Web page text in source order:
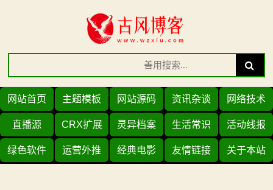
Search
for:
Search
网站首页 主题模板 网站源码 资讯杂谈 网络技术
直播源 CRX扩展 灵异档案 生活常识 活动线报
绿色软件 运营外推 经典电影 友情链接 关于本站